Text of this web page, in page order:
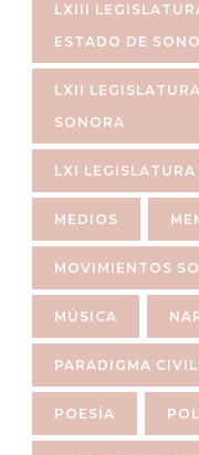
LXIII
ESTADO DE
LXII
SONORA
LXI
MEDIOS
MOVIMIENTOS
MÚSICA
PARADIGMA
POESÍA